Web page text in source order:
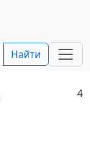
Найти
4